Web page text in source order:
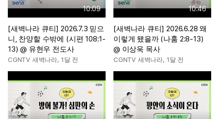
10:09
[새벽나라 큐티] 2026.7.3 믿으
니, 찬양할 수밖에 (시편 108:1-
13) @ 유현우 전도사
CGNTV 새벽나라, 1달 전
10:46
[새벽나라 큐티] 2026.6.28 왜
이렇게 됐을까 (나훔 2:8-13)
@ 이상욱 목사
CGNTV 새벽나라, 1달 전